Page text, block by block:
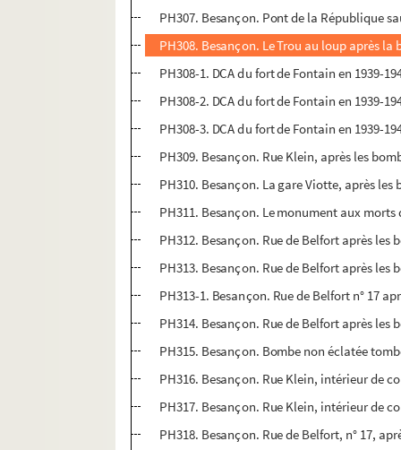
PH307. Besançon. Pont de la République
PH308. Besançon. Le Trou au loup après
PH308-1. DCA du fort de Fontain en 1939-
PH308-2. DCA du fort de Fontain en 1939-
PH308-3. DCA du fort de Fontain en 1939-
PH309. Besançon. Rue Klein, après les
PH310. Besançon. La gare Viotte, après
PH311. Besançon. Le monument aux
PH312. Besançon. Rue de Belfort après les
PH313. Besançon. Rue de Belfort après les
PH313-1. Besançon. Rue de Belfort n° 17
PH314. Besançon. Rue de Belfort après les
PH315. Besançon. Bombe non éclatée
PH316. Besançon. Rue Klein, intérieur de
PH317. Besançon. Rue Klein, intérieur de
PH318. Besançon. Rue de Belfort, n° 17,